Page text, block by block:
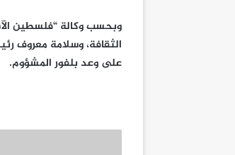
وبحسب وكالة “فلسطين
الثقافة، وسلامة معروف
على وعد بلفور المشؤوم.